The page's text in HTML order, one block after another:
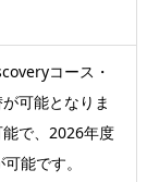
コース・
可能となりま
で、2026年度
能です。